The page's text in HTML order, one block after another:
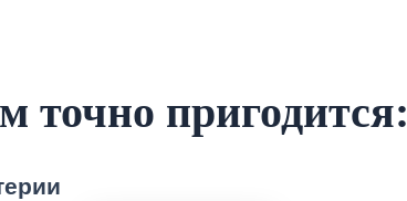
точно пригодится: